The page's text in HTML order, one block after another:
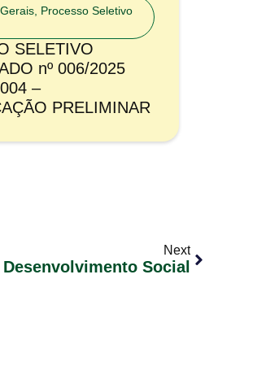
Processo Seletivo
SELETIVO
nº 006/2025
–
PRELIMINAR
Next
Social